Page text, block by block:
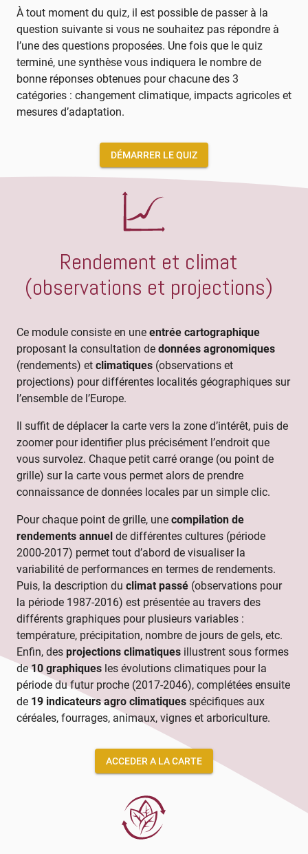
À tout moment du quiz, il est possible de passer à la
question suivante si vous ne souhaitez pas répondre à
l’une des questions proposées. Une fois que le quiz
terminé, une synthèse vous indiquera le nombre de
bonne réponses obtenues pour chacune des 3
catégories : changement climatique, impacts agricoles et
mesures d’adaptation.
DÉMARRER LE QUIZ
Rendement et climat
(observations et projections)
Ce module consiste en une entrée cartographique
proposant la consultation de données agronomiques
(rendements) et climatiques (observations et
projections) pour différentes localités géographiques sur
l’ensemble de l’Europe.
Il suffit de déplacer la carte vers la zone d’intérêt, puis de
zoomer pour identifier plus précisément l’endroit que
vous survolez. Chaque petit carré orange (ou point de
grille) sur la carte vous permet alors de prendre
connaissance de données locales par un simple clic.
Pour chaque point de grille, une compilation de
rendements annuel de différentes cultures (période
2000-2017) permet tout d’abord de visualiser la
variabilité de performances en termes de rendements.
Puis, la description du climat passé (observations pour
la période 1987-2016) est présentée au travers des
différents graphiques pour plusieurs variables :
température, précipitation, nombre de jours de gels, etc.
Enfin, des projections climatiques illustrent sous formes
de10 graphiques les évolutions climatiques pour la
période du futur proche (2017-2046), complétées ensuite
de 19 indicateurs agro climatiques spécifiques aux
céréales, fourrages, animaux, vignes et arboriculture.
ACCEDER A LA CARTE